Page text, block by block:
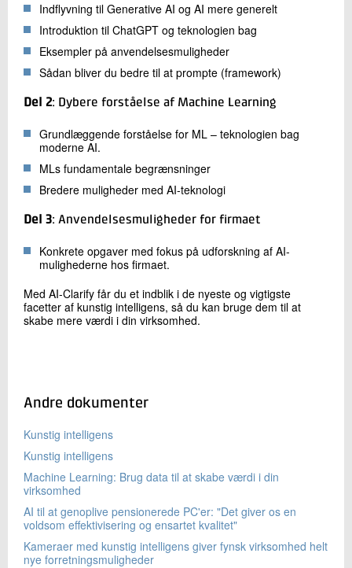
Indflyvning til Generative AI og AI mere generelt
Introduktion til ChatGPT og teknologien bag
Eksempler på anvendelsesmuligheder
Sådan bliver du bedre til at prompte (framework)
Del 2: Dybere forståelse af Machine Learning
Grundlæggende forståelse for ML – teknologien bag
moderne AI.
MLs fundamentale begrænsninger
Bredere muligheder med AI-teknologi
Del 3: Anvendelsesmuligheder for firmaet
Konkrete opgaver med fokus på udforskning af AI-
mulighederne hos firmaet.
Med AI-Clarify får du et indblik i de nyeste og vigtigste
facetter af kunstig intelligens, så du kan bruge dem til at
skabe mere værdi i din virksomhed.
Andre dokumenter
Kunstig intelligens
Kunstig intelligens
Machine Learning: Brug data til at skabe værdi i din
virksomhed
AI til at genoplive pensionerede PC'er: "Det giver os en
voldsom effektivisering og ensartet kvalitet"
Kameraer med kunstig intelligens giver fynsk virksomhed helt
nye forretningsmuligheder